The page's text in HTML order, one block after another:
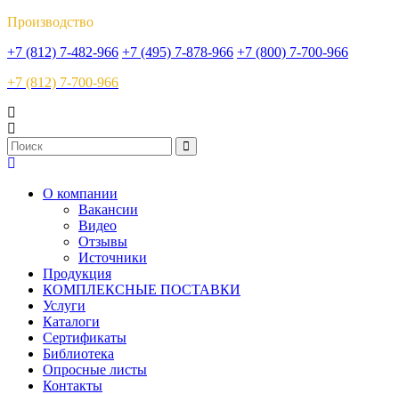
Производство
+7 (812) 7-482-966 +7 (495) 7-878-966 +7 (800) 7-700-966
+7 (812) 7-700-966
О компании
Вакансии
Видео
Отзывы
Источники
Продукция
КОМПЛЕКСНЫЕ ПОСТАВКИ
Услуги
Каталоги
Сертификаты
Библиотека
Опросные листы
Контакты